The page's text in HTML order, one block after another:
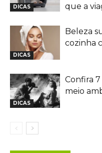
DICAS
que a
DICAS
Beleza
cozinha
DICAS
Confira
meio